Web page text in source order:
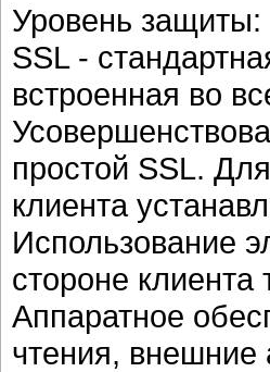
Уровень защиты:
SSL -
встроенная во
простой SSL.
клиента
Использование
стороне
Аппаратное
чтения, внешние